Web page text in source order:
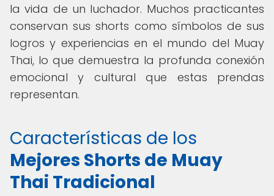
la vida de un luchador. Muchos practicantes
conservan sus shorts como símbolos de sus
logros y experiencias en el mundo del Muay
Thai, lo que demuestra la profunda conexión
emocional y cultural que estas prendas
representan.
Características de los
Mejores Shorts de Muay
Thai Tradicional